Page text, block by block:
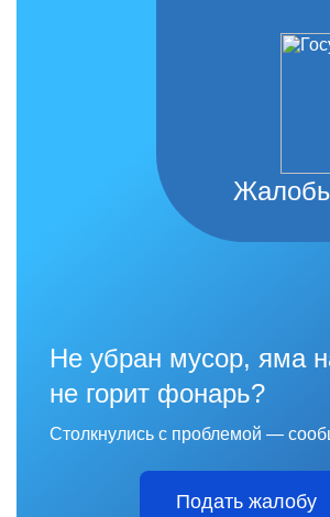
Не убран мусор, яма
не горит фонарь?
Столкнулись с проблемой —
Подать жалобу